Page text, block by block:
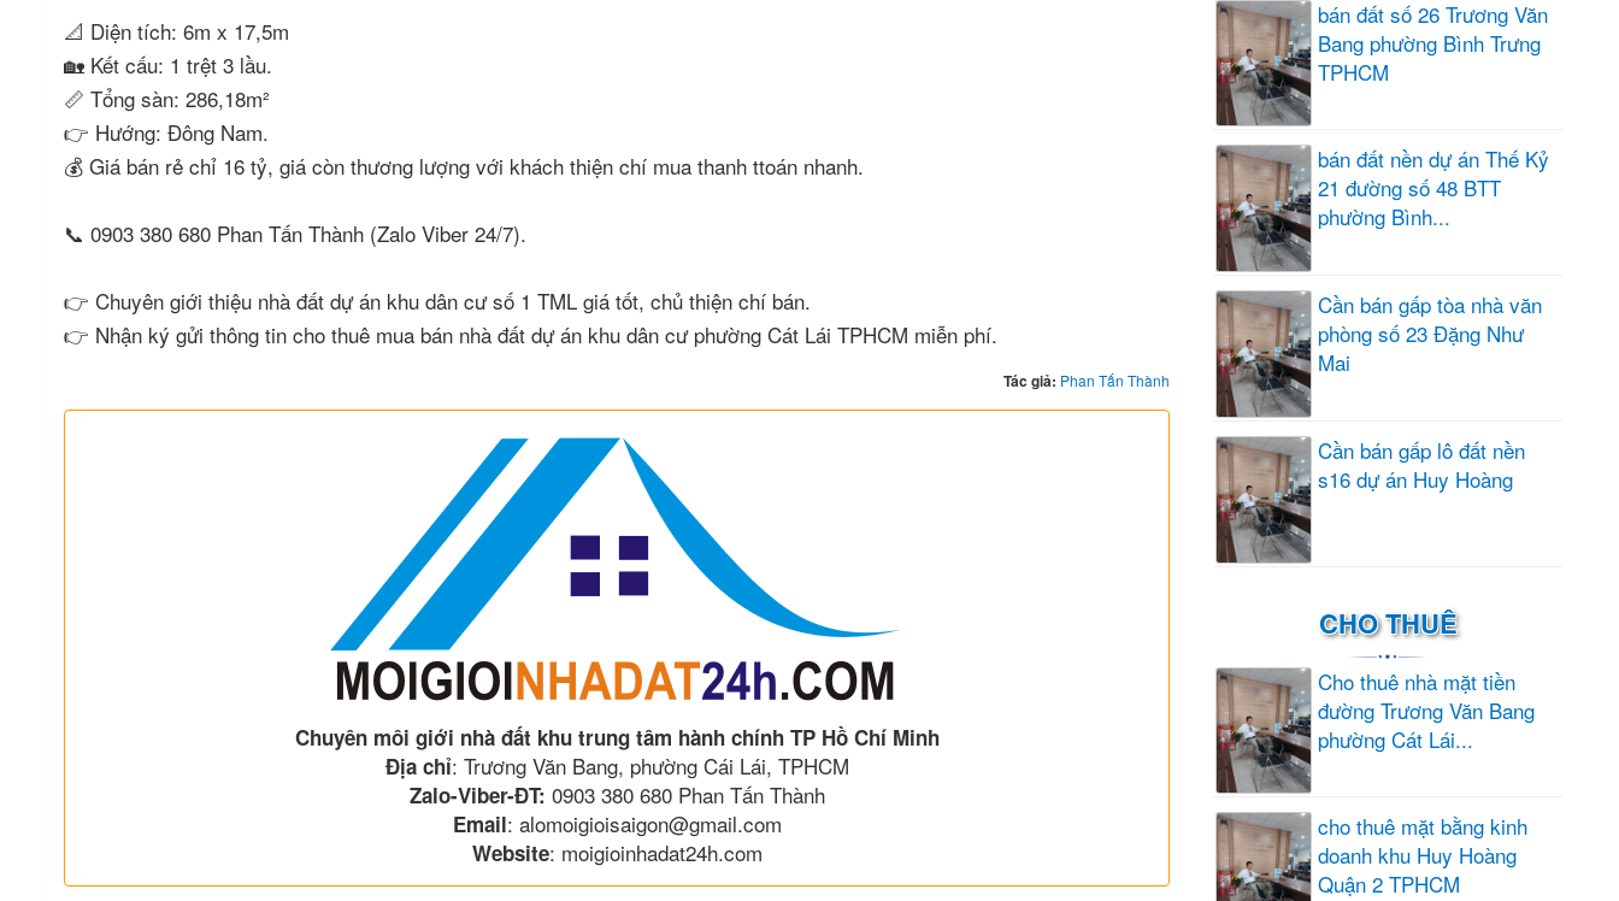
📐 Diện tích: 6m x 17,5m
🏡 Kết cấu: 1 trệt 3 lầu.
📏 Tổng sàn: 286,18m²
👉 Hướng: Đông Nam.
💰 Giá bán rẻ chỉ 16 tỷ, giá còn thương lượng với khách thiện chí mua thanh ttoán nhanh.
📞 0903 380 680 Phan Tấn Thành (Zalo Viber 24/7).
👉 Chuyên giới thiệu nhà đất dự án khu dân cư số 1 TML giá tốt, chủ thiện chí bán.
👉 Nhận ký gửi thông tin cho thuê mua bán nhà đất dự án khu dân cư phường Cát Lái TPHCM miễn phí.
Tác giả: Phan Tấn Thành
Chuyên môi giới nhà đất khu trung tâm hành chính TP Hồ Chí Minh
Địa chỉ: Trương Văn Bang, phường Cái Lái, TPHCM
Zalo-Viber-ĐT: 0903 380 680 Phan Tấn Thành
Email: alomoigioisaigon@gmail.com
Website: moigioinhadat24h.com
bán đất số 26 Trương Văn
Bang phường Bình Trưng
TPHCM
bán đất nền dự án Thế Kỷ
21 đường số 48 BTT
phường Bình...
Cần bán gấp tòa nhà văn
phòng số 23 Đặng Như
Mai
Cần bán gấp lô đất nền
s16 dự án Huy Hoàng
CHO THUÊ
Cho thuê nhà mặt tiền
đường Trương Văn Bang
phường Cát Lái...
cho thuê mặt bằng kinh
doanh khu Huy Hoàng
Quận 2 TPHCM